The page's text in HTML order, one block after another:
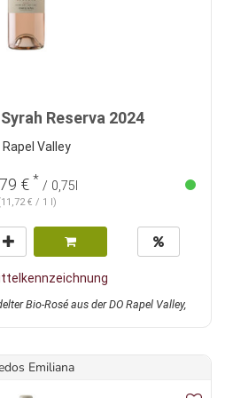
Reserva 2024
Rapel Valley
€ * / 0,75l
€ / 1 l)
Bio-Rosé aus der DO Rapel Valley,
Emiliana